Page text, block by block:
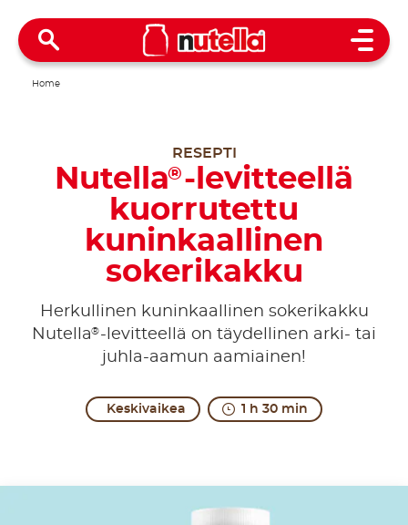
Open
Home
RESEPTI
Nutella® -levitteellä
kuorrutettu
kuninkaallinen
sokerikakku
Herkullinen kuninkaallinen sokerikakku
Nutella®-levitteellä on täydellinen arki- tai
juhla-aamun aamiainen!
Keskivaikea 1 h 30 min